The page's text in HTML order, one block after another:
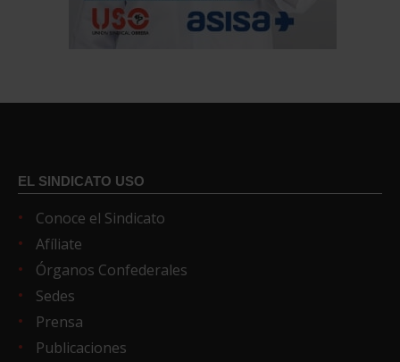
EL SINDICATO USO
Conoce el Sindicato
Afíliate
Órganos Confederales
Sedes
Prensa
Publicaciones